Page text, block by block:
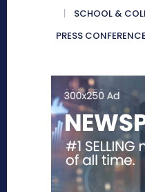
SCHOOL &
PRESS CONFERENCE